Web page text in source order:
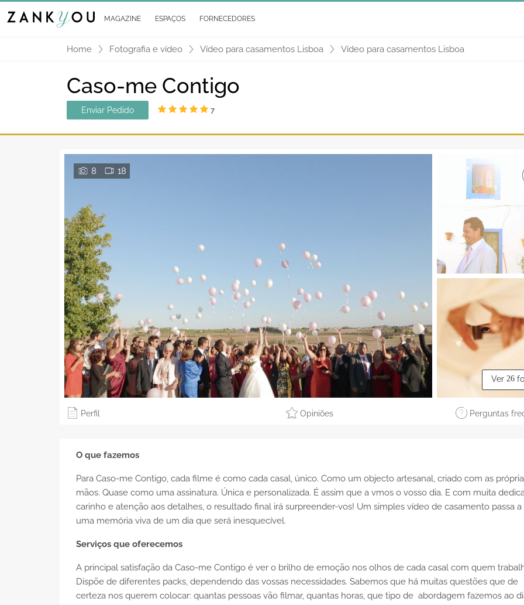
MAGAZINE ESPAÇOS FORNECEDORES
Home Fotografia e vídeo Vídeo para casamentos Lisboa Vídeo para casamentos Lisboa
Caso-me Contigo
Enviar Pedido 7
8 18
Ver 26
Perfil Opiniões Perguntas
O que fazemos
Para Caso-me Contigo, cada filme é como cada casal, único. Como um objecto artesanal, criado com as
mãos. Quase como uma assinatura. Única e personalizada. É assim que a vmos o vosso dia. E com muita
carinho e atenção aos detalhes, o resultado final irá surpreender-vos! Um simples vídeo de casamento passa a
uma memória viva de um dia que será inesquecível.
Serviços que oferecemos
A principal satisfação da Caso-me Contigo é ver o brilho de emoção nos olhos de cada casal com quem
Dispõe de diferentes packs, dependendo das vossas necessidades. Sabemos que há muitas questões que de
certeza nos querem colocar: quantas pessoas vão filmar, quantas horas, que tipo de abordagem fazemos ao